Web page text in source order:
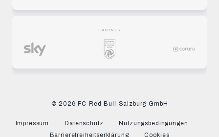
PARTNER
© 2026 FC Red Bull Salzburg GmbH
Impressum Datenschutz
Nutzungsbedingungen
Barrierefreiheitserklärung
Cookies